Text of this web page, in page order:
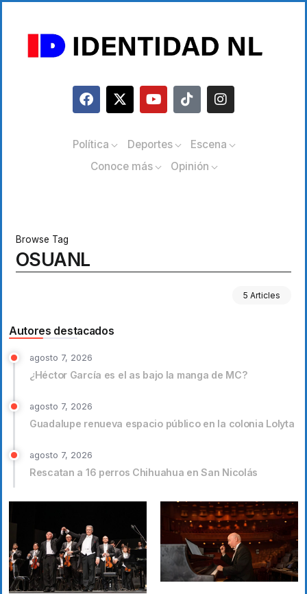
Política Deportes
Escena
Conoce más
Opinión
Browse Tag
OSUANL
5 Articles
Autores destacados
agosto 7, 2026
¿Héctor García es el as bajo la manga de MC?
agosto 7, 2026
Guadalupe renueva espacio público en la colonia Lolyta
agosto 7, 2026
Rescatan a 16 perros Chihuahua en San Nicolás